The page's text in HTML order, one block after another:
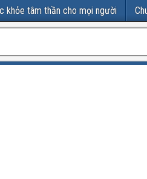
khỏe tâm thần cho mọi người